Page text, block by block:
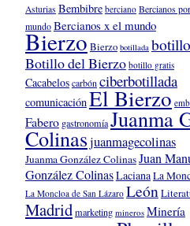
Asturias Bembibre berciano Bercianos
mundoBercianos x el mundo
BierzoBierzo botillada botillo
Botillo del Bierzo botillo gratis
Cacabeloscarbón ciberbotillada
comunicaciónEl Bierzo
Fabero gastronomíaJuanma
Colinasjuanmagecolinas
Juanma González ColinasJuan
González ColinasLacianaLa
La Moncloa de San Lázaro León
Madridmarketing mineros Minería